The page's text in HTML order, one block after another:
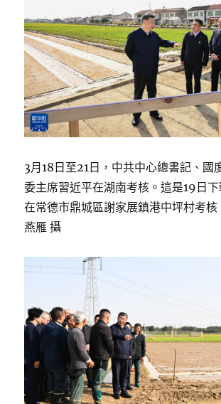
3月18日至21日，中共中心總書記、國
委主席習近平在湖南考核。這是19日
在常德市鼎城區謝家展鎮港中坪村考
燕雁 攝